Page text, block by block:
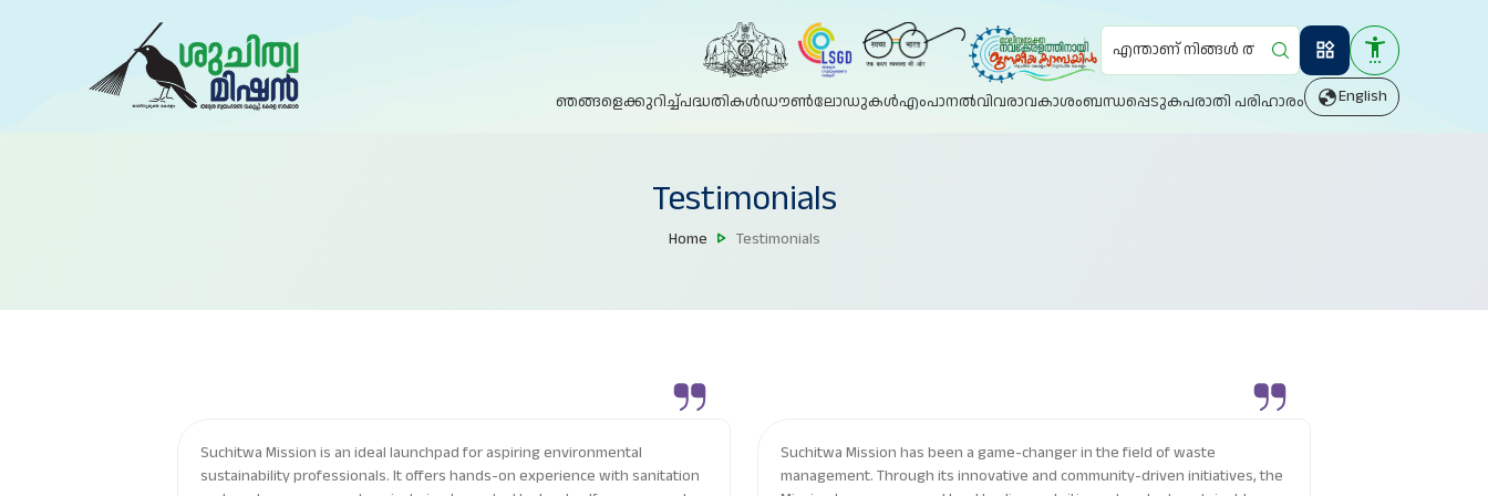
Search
ഞങ്ങളെക്കുറിച്ച്പദ്ധതികൾഡൗൺലോഡുകൾഎംപാനൽവിവരാവകാശംബന്ധപ്പെടുകപരാതി പരിഹാരം English
Testimonials
Home Testimonials
Suchitwa Mission is an ideal launchpad for aspiring environmental
sustainability professionals. It offers hands-on experience with sanitation
Suchitwa Mission has been a game-changer in the field of waste
management. Through its innovative and community-driven initiatives, the